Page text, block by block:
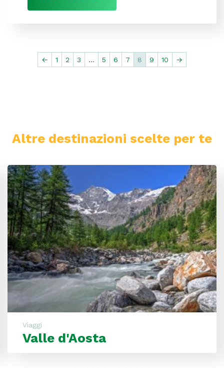
← 1 2 3 … 5 6 7 8 9 10 →
Altre destinazioni scelte per te
Viaggi
Valle d'Aosta
Valle d'Aosta